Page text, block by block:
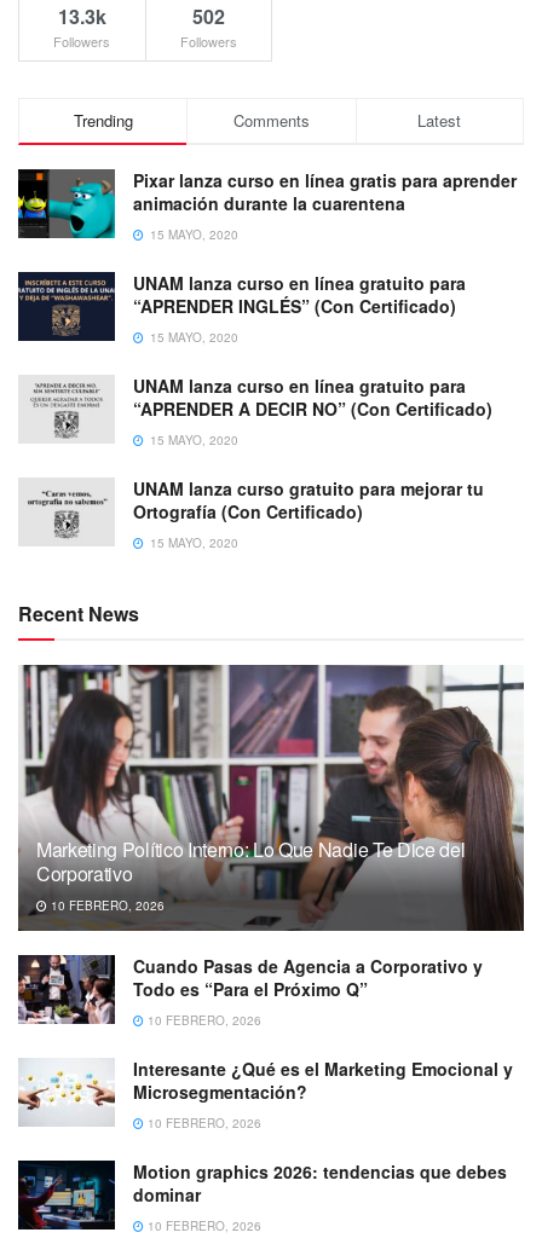
13.3k
Followers
502
Followers
Trending Comments Latest
Pixar lanza curso en línea gratis para aprender
animación durante la cuarentena
15 MAYO, 2020
UNAM lanza curso en línea gratuito para
“APRENDER INGLÉS” (Con Certificado)
15 MAYO, 2020
UNAM lanza curso en línea gratuito para
“APRENDER A DECIR NO” (Con Certificado)
15 MAYO, 2020
UNAM lanza curso gratuito para mejorar tu
Ortografía (Con Certificado)
15 MAYO, 2020
Recent News
Marketing Político Interno: Lo Que Nadie Te Dice del
Corporativo
10 FEBRERO, 2026
Cuando Pasas de Agencia a Corporativo y
Todo es “Para el Próximo Q”
10 FEBRERO, 2026
Interesante ¿Qué es el Marketing Emocional y
Microsegmentación?
10 FEBRERO, 2026
Motion graphics 2026: tendencias que debes
dominar
10 FEBRERO, 2026